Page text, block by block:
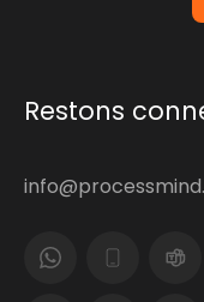
Restons